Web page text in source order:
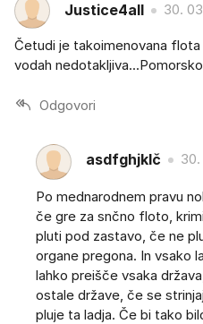
Justice4all 30.
Četudi je takoimenovana
vodah
Odgovori
asdfghjklč 30.
Po mednarodnem pravu
če gre za snčno floto,
pluti pod zastavo, če ne
organe pregona. In vsako
lahko preišče vsaka
ostale države, če se
pluje ta ladja. Če bi tako